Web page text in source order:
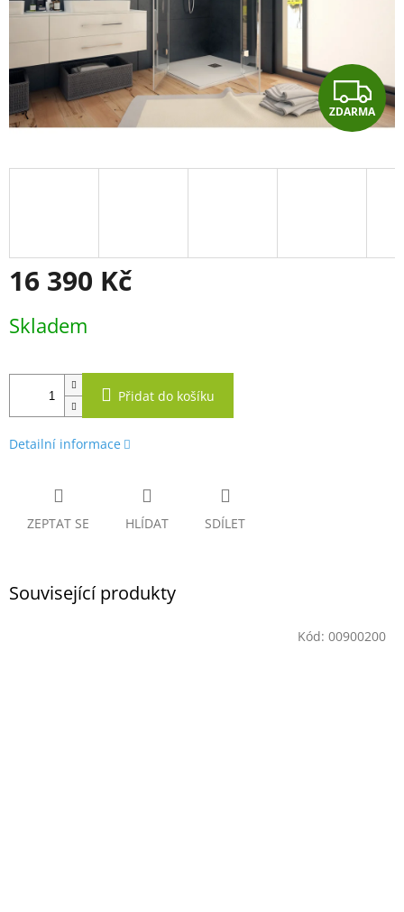
Z
D
A
ZDARMA
16 390 Kč
cena:
Skladem
Přidat do košíku
Detailní informace
ZEPTAT SE HLÍDAT SDÍLET
Související produkty
Kód: 00900200